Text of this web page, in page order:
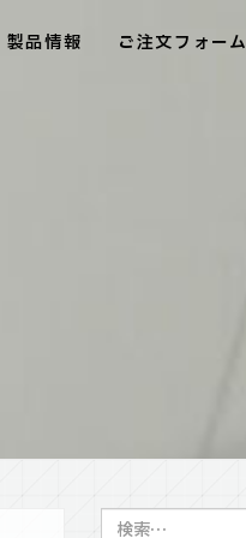
製品情報 ご注文フォーム
検